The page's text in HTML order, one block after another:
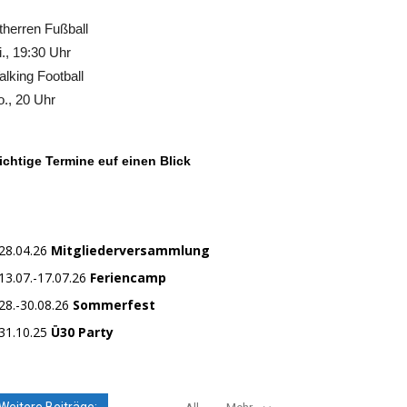
Fußball
19:30 Uhr
Football
20 Uhr
Termine euf einen Blick
28.04.26 Mitgliederversammlung
13.07.-17.07.26 Feriencamp
28.-30.08.26 Sommerfest
Ü30 Party